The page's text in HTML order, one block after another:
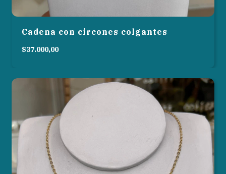
Cadena con circones colgantes
$37.000,00